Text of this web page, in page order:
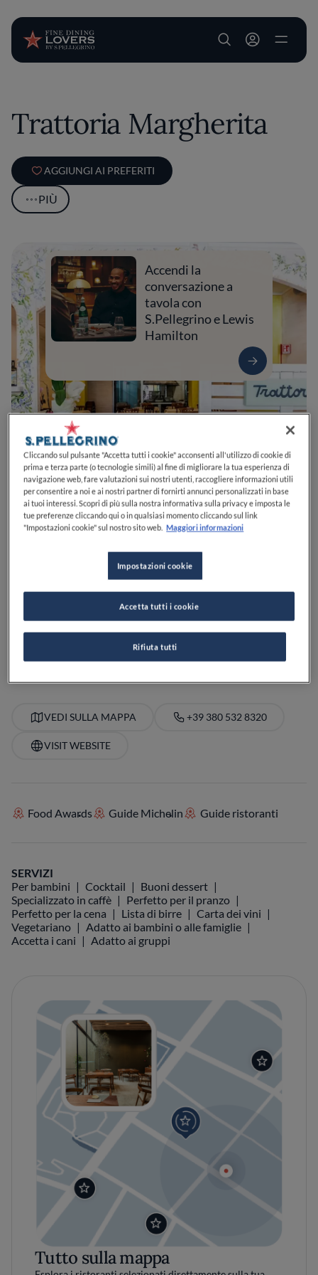
User account
Trattoria Margherita
AGGIUNGI AI PREFERITI
PIÙ
0 0 0 0 0
Accendi la
conversazione a
tavola con
S.Pellegrino e Lewis
Hamilton
ArboreaORItalia
Giovedì, 12:45-15:00, 19:45-23:00
VEDI ORARI
VEDI SULLA MAPPA +39 380 532 8320
VISIT WEBSITE
Food Awards Guide Michelin Guide ristoranti
SERVIZI
Per bambini
Cocktail
Buoni dessert
Specializzato in caffè
Perfetto per il pranzo
Perfetto per la cena
Lista di birre
Carta dei vini
Vegetariano
Adatto ai bambini o alle famiglie
Accetta i cani
Adatto ai gruppi
Tutto sulla mappa
Cliccando sul pulsante "Accetta tutti i cookie" acconsenti all'utilizzo di cookie di
prima e terza parte (o tecnologie simili) al fine di migliorare la tua esperienza di
navigazione web, fare valutazioni sui nostri utenti, raccogliere informazioni utili
per consentire a noi e ai nostri partner di fornirti annunci personalizzati in base
ai tuoi interessi. Scopri di più sulla nostra informativa sulla privacy e imposta le
tue preferenze cliccando qui o in qualsiasi momento cliccando sul link
"Impostazioni cookie" sul nostro sito web. Maggiori informazioni
Impostazioni cookie
Rifiuta tutti
Accetta tutti i cookie